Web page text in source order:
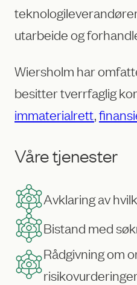
utarbeide og
Wiersholm har
besitter tverrfaglig
immaterialrett,
Våre tjenester
Avklaring av
Bistand med
Rådgivning om